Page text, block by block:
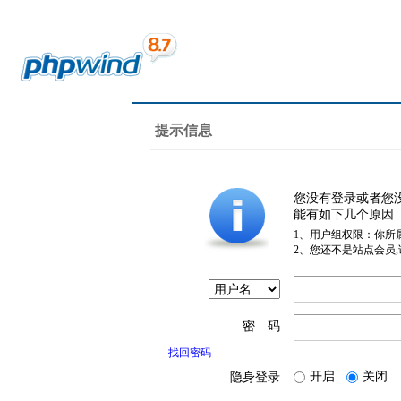
提示信息
您没有登录或者您
能有如下几个原因
1、用户组权限：你所
2、您还不是站点会员
密 码
找回密码
隐身登录 开启 关闭